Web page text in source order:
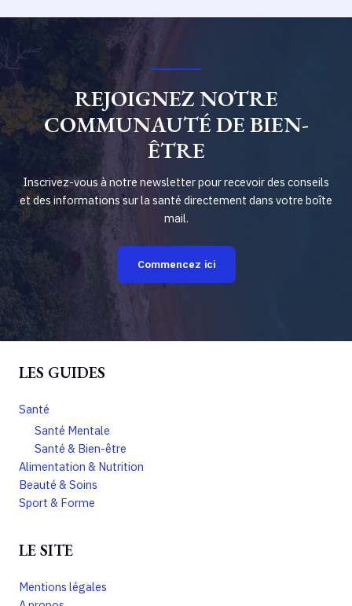
REJOIGNEZ NOTRE
COMMUNAUTÉ DE BIEN-
ÊTRE
Inscrivez-vous à notre newsletter pour recevoir des conseils
et des informations sur la santé directement dans votre boîte
mail.
Commencez ici
LES GUIDES
Santé
Santé Mentale
Santé & Bien-être
Alimentation & Nutrition
Beauté & Soins
Sport & Forme
LE SITE
Mentions légales